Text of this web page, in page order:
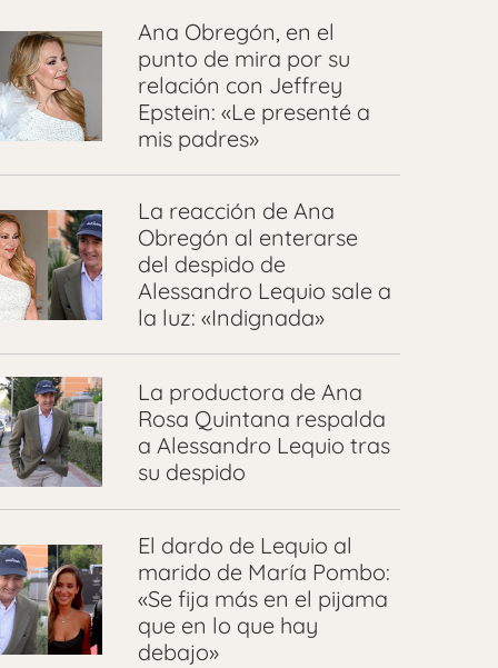
Ana Obregón, en el
punto de mira por su
relación con Jeffrey
Epstein: «Le presenté a
mis padres»
La reacción de Ana
Obregón al enterarse
del despido de
Alessandro Lequio sale a
la luz: «Indignada»
La productora de Ana
Rosa Quintana respalda
a Alessandro Lequio tras
su despido
El dardo de Lequio al
marido de María Pombo:
«Se fija más en el pijama
que en lo que hay
debajo»